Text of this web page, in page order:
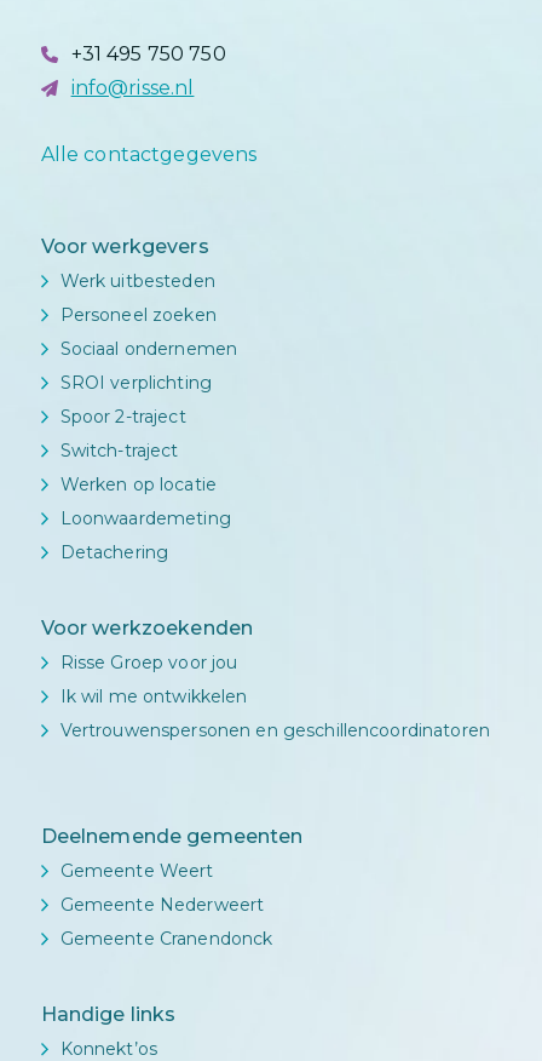
+31 495 750 750
info@risse.nl
Alle contactgegevens
Voor werkgevers
Werk uitbesteden
Personeel zoeken
Sociaal ondernemen
SROI verplichting
Spoor 2-traject
Switch-traject
Werken op locatie
Loonwaardemeting
Detachering
Voor werkzoekenden
Risse Groep voor jou
Ik wil me ontwikkelen
Vertrouwenspersonen en geschillencoordinatoren
Deelnemende gemeenten
Gemeente Weert
Gemeente Nederweert
Gemeente Cranendonck
Handige links
Konnekt’os